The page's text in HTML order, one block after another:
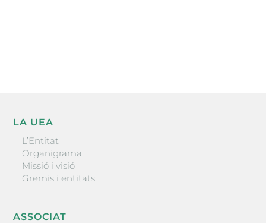
LA UEA
L’Entitat
Organigrama
Missió i visió
Gremis i entitats
ASSOCIAT